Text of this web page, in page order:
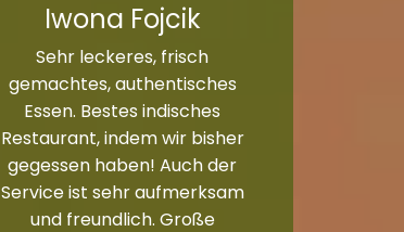
Iwona Fojcik
Sehr leckeres, frisch
gemachtes, authentisches
Essen. Bestes indisches
Restaurant, indem wir bisher
gegessen haben! Auch der
Service ist sehr aufmerksam
und freundlich. Große